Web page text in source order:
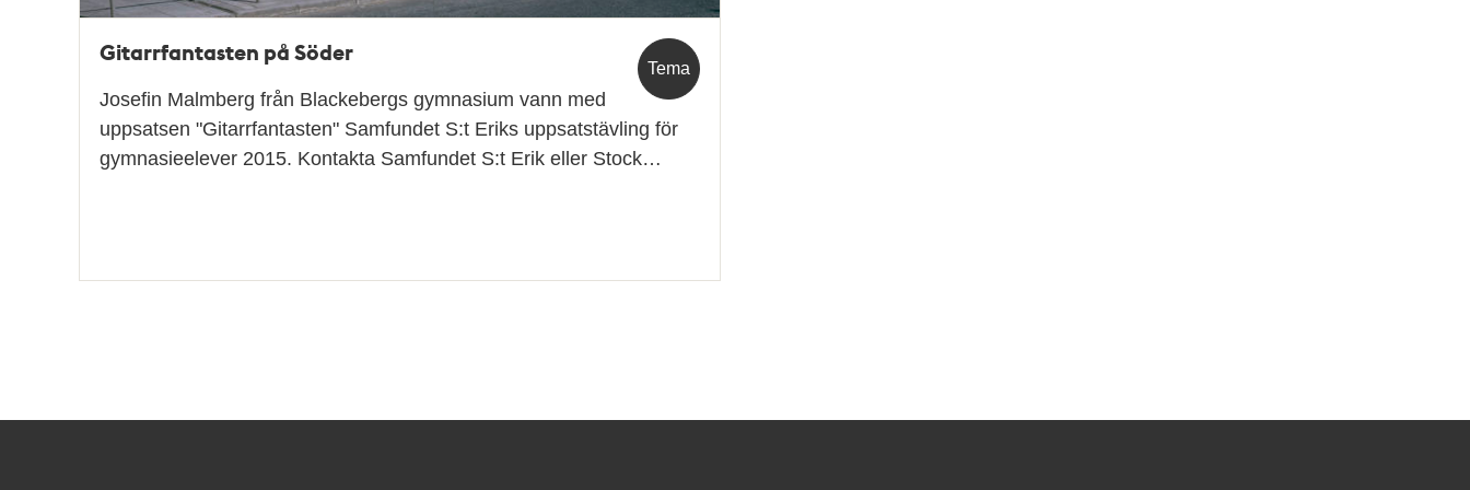
Tema
Gitarrfantasten på Söder
Josefin Malmberg från Blackebergs gymnasium vann med
uppsatsen "Gitarrfantasten" Samfundet S:t Eriks uppsatstävling för
gymnasieelever 2015. Kontakta Samfundet S:t Erik eller Stock…